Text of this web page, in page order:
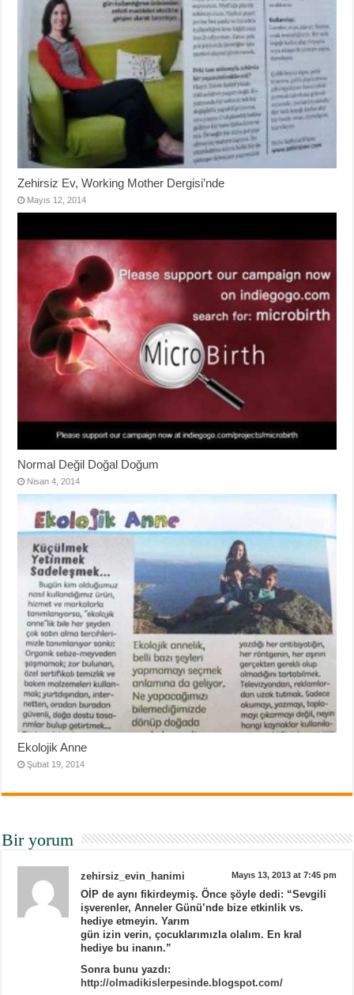
Zehirsiz Ev, Working Mother Dergisi’nde
Mayıs 12, 2014
Normal Değil Doğal Doğum
Nisan 4, 2014
Ekolojik Anne
Şubat 19, 2014
Bir yorum
zehirsiz_evin_hanimi Mayıs 13, 2013 at 7:45 pm
OİP de aynı fikirdeymiş. Önce şöyle dedi: “Sevgili
işverenler, Anneler Günü’nde bize etkinlik vs.
hediye etmeyin. Yarım
gün izin verin, çocuklarımızla olalım. En kral
hediye bu inanın.”
Sonra bunu yazdı:
http://olmadikislerpesinde.blogspot.com/